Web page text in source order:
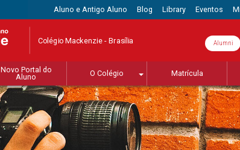
Aluno e Antigo Aluno Blog Library Eventos
Colégio Mackenzie - Brasília Alumni
Novo Portal do
Aluno
O Colégio Matrícula